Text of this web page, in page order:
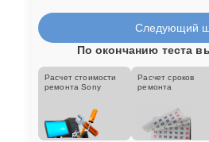
Следующий
По окончанию теста
Расчет стоимости
ремонта Sony
Расчет сроков
ремонта